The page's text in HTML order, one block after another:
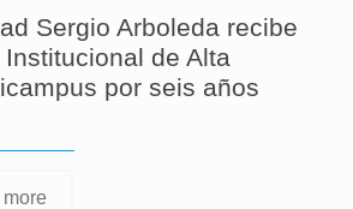
Sergio Arboleda recibe
de Alta
por seis años